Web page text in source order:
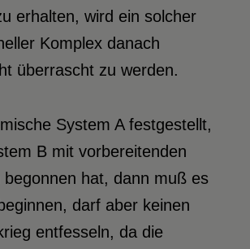
erhalten, wird ein solcher
Komplex danach
überrascht zu werden.
System A festgestellt,
B mit vorbereitenden
begonnen hat, dann muß es
darf aber keinen
entfesseln, da die